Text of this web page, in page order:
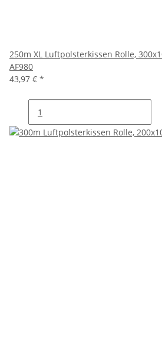
250m XL Luftpolsterkissen Rolle,
AF980
43,97 € *